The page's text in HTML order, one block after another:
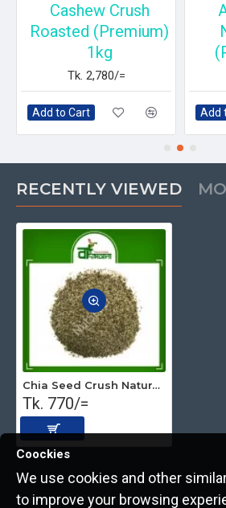
Cashew Crush
Roasted (Premium)
1kg
Tk. 2,780/=
Add to Cart Add
RECENTLY VIEWED
Chia Seed Crush Natural (Premium) 500gm
Tk. 770/=
Copyright © 2022, The Nut Seller, All Rights
Coockies
We use cookies and other
to improve your browsing